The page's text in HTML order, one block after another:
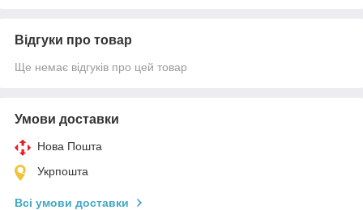
Відгуки про товар
Ще немає відгуків про цей товар
Умови доставки
Нова Пошта
Укрпошта
Всі умови доставки